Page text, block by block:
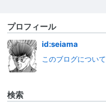
プロフィール
id:seiama
このブログについて
検索